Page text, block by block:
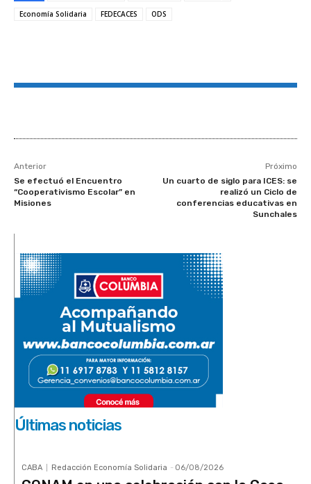
Economía Solidaria
FEDECACES ODS
Anterior
Se efectuó el Encuentro
“Cooperativismo Escolar” en
Misiones
Próximo
Un cuarto de siglo para ICES: se
realizó un Ciclo de
conferencias educativas en
Sunchales
Últimas noticias
CABA Redacción Economía Solidaria - 06/08/2026